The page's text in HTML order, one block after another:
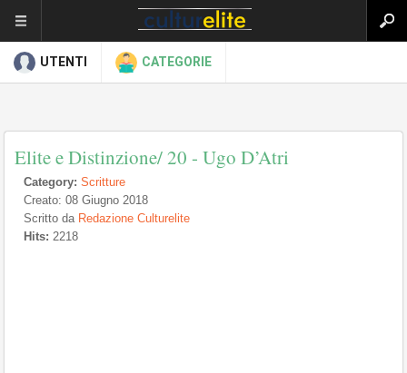
UTENTI CATEGORIE
Elite e Distinzione/ 20 - Ugo D’Atri
Category: Scritture
Creato: 08 Giugno 2018
Scritto da Redazione Culturelite
Hits: 2218